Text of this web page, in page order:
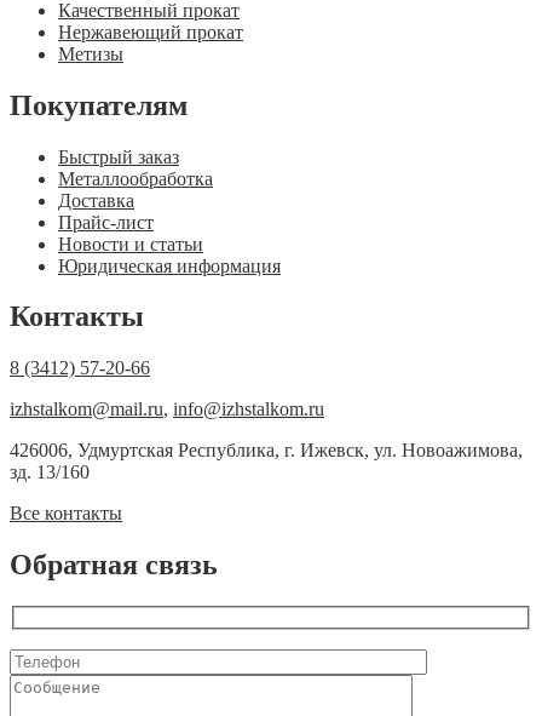
Качественный прокат
Нержавеющий прокат
Метизы
Покупателям
Быстрый заказ
Металлообработка
Доставка
Прайс-лист
Новости и статьи
Юридическая информация
Контакты
8 (3412) 57-20-66
izhstalkom@mail.ru, info@izhstalkom.ru
426006, Удмуртская Республика, г. Ижевск, ул. Новоажимова,
зд. 13/160
Все контакты
Обратная связь